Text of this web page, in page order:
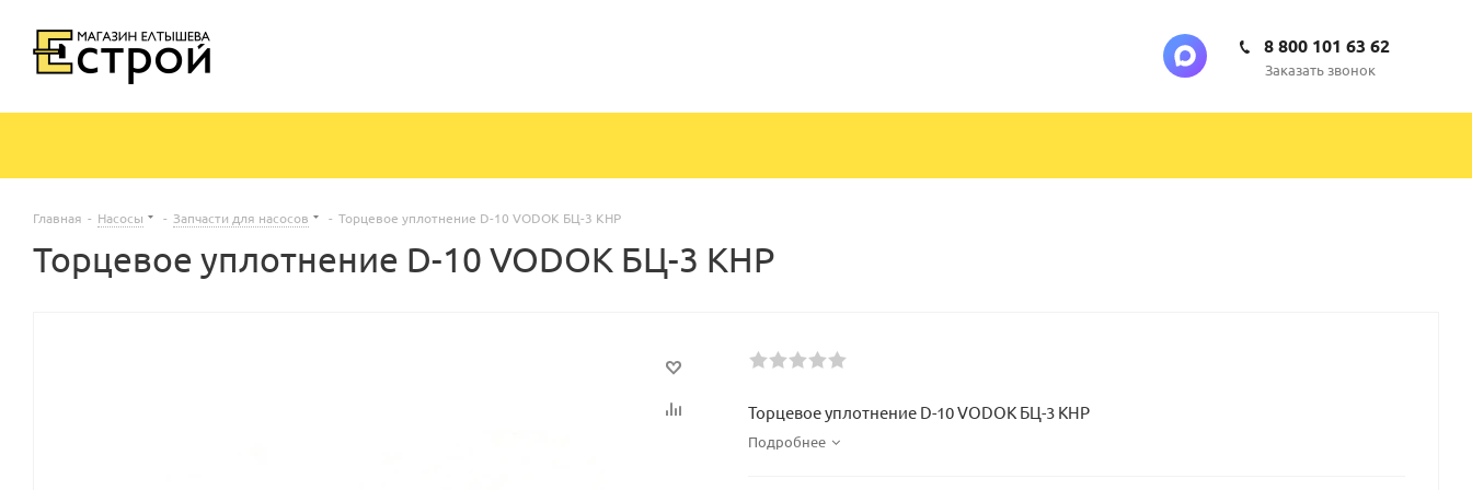
8 800 101 63 62
Заказать звонок
Главная - Насосы - Запчасти для насосов - Торцевое уплотнение D-10 VODOK БЦ-3 КНР
Торцевое уплотнение D-10 VODOK БЦ-3 КНР
Торцевое уплотнение D-10 VODOK БЦ-3 КНР
Подробнее